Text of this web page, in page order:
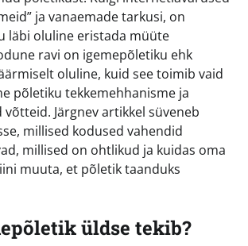
ja vanaemade tarkusi, on
läbi oluline eristada müüte
ravi on igemepõletiku ehk
oluline, kuid see toimib vaid
põletiku tekkemehhanisme ja
Järgnev artikkel süveneb
millised kodused vahendid
millised on ohtlikud ja kuidas oma
muuta, et põletik taanduks
üldse tekib?